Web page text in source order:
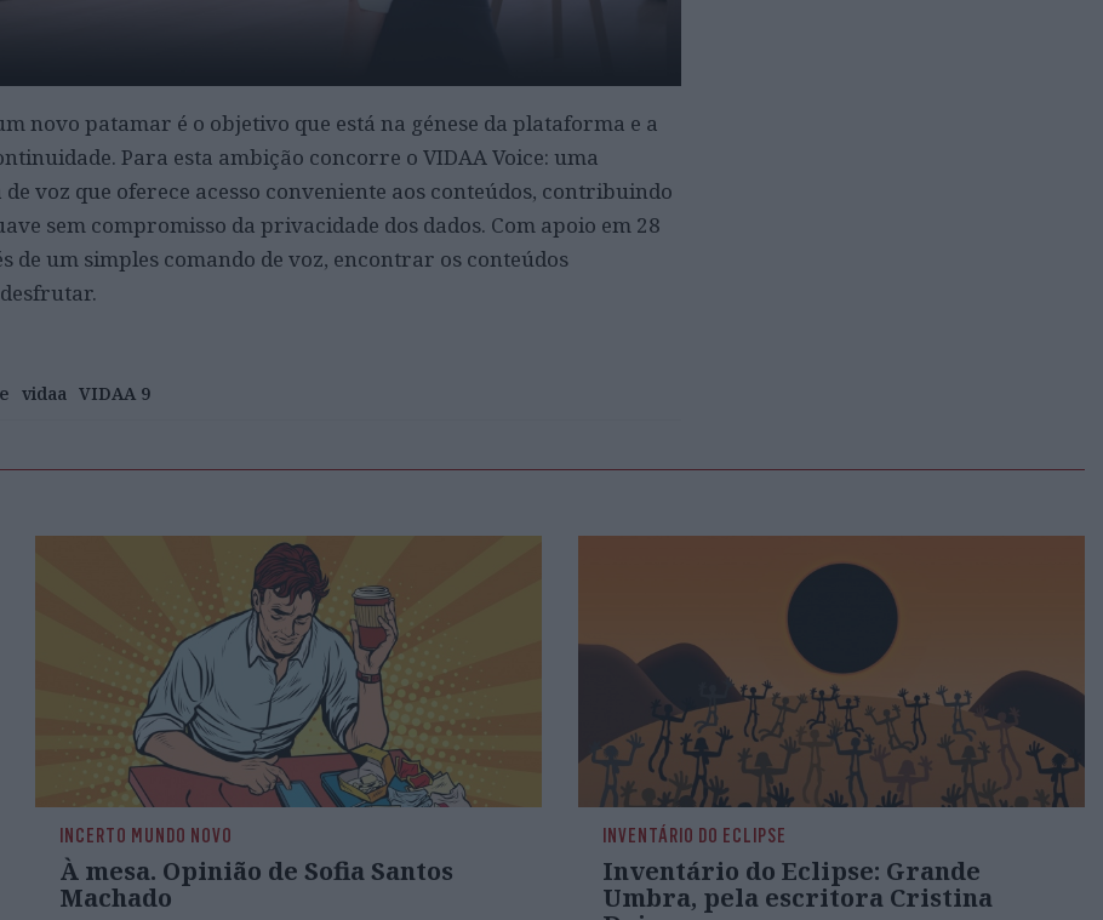
novo patamar é o objetivo que está na génese da plataforma e a
Para esta ambição concorre o VIDAA Voice: uma
voz que oferece acesso conveniente aos conteúdos, contribuindo
sem compromisso da privacidade dos dados. Com apoio em 28
de um simples comando de voz, encontrar os conteúdos
vidaa VIDAA 9
INCERTO MUNDO NOVO
À mesa. Opinião de Sofia Santos
Machado
INVENTÁRIO DO ECLIPSE
Inventário do Eclipse: Grande
Umbra, pela escritora Cristina